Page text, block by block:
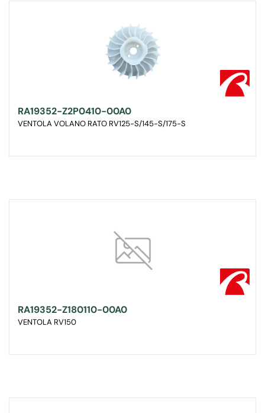
RA19352-Z2P0410-00A0
VENTOLA VOLANO RATO RV125-S/145-S/175-S
RA19352-Z180110-00A0
VENTOLA RV150